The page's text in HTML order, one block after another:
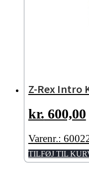
Z-Rex Intro
kr. 600,00
Varenr.:
TILFØJ TIL